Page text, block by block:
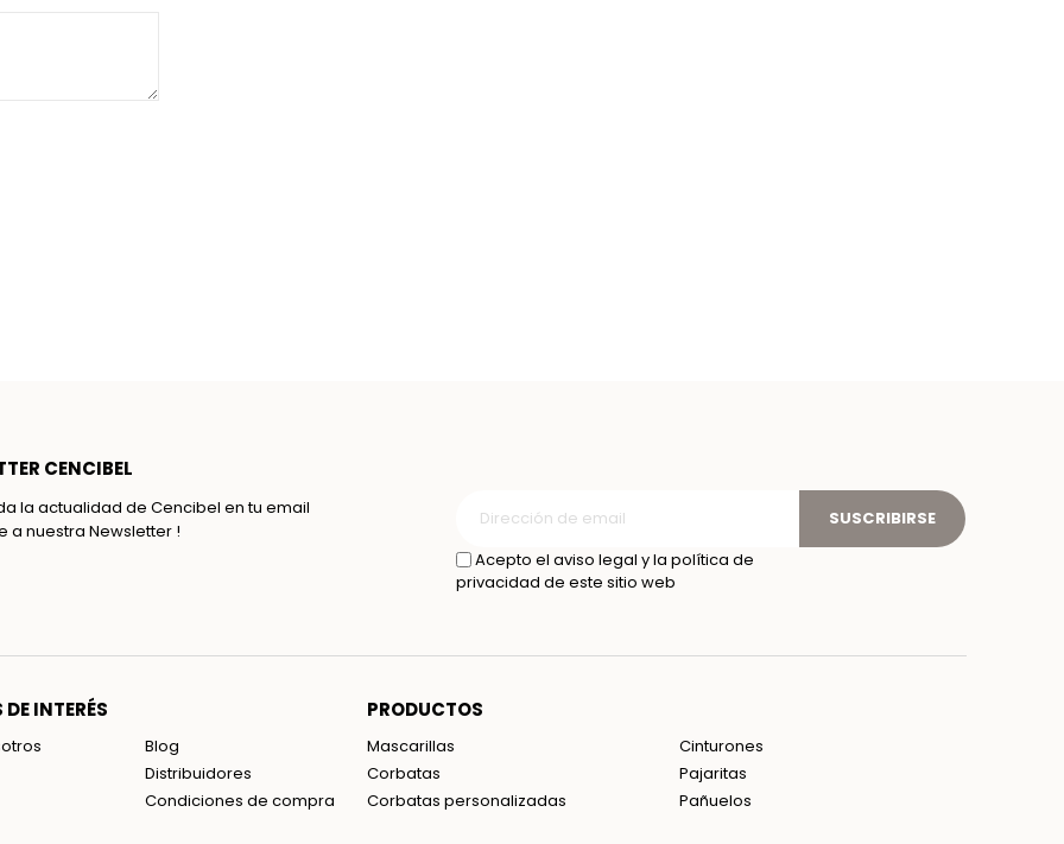
CENCIBEL
la actualidad de Cencibel en tu email
a nuestra Newsletter !
Acepto el aviso legal y la política de
privacidad de este sitio web
SUSCRIBIRSE
DE INTERÉS
Blog
Distribuidores
Condiciones de compra
PRODUCTOS
Mascarillas
Corbatas
Corbatas personalizadas
Cinturones
Pajaritas
Pañuelos